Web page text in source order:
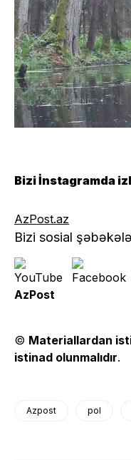
Bizi İnstagramda
AzPost.az
Bizi sosial
AzPost
© Materiallardan
istinad olunmalıdır.
Azpost pol